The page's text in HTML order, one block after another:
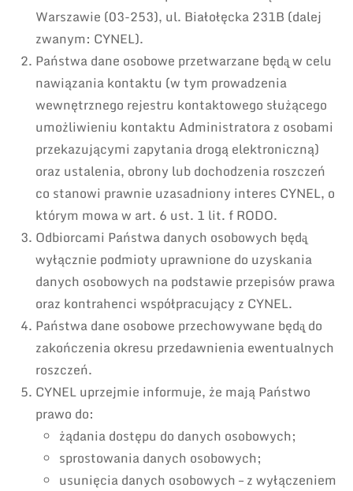
Warszawie (03-253), ul. Białołęcka 231B (dalej
zwanym: CYNEL).
Państwa dane osobowe przetwarzane będą̨ w celu
nawiązania kontaktu (w tym prowadzenia
wewnętrznego rejestru kontaktowego służącego
umożliwieniu kontaktu Administratora z osobami
przekazującymi zapytania drogą elektroniczną)
oraz ustalenia, obrony lub dochodzenia roszczeń
co stanowi prawnie uzasadniony interes CYNEL, o
którym mowa w art. 6 ust. 1 lit. f RODO.
Odbiorcami Państwa danych osobowych będą̨
wyłącznie podmioty uprawnione do uzyskania
danych osobowych na podstawie przepisów prawa
oraz kontrahenci współpracujący z CYNEL.
Państwa dane osobowe przechowywane będą̨ do
zakończenia okresu przedawnienia ewentualnych
roszczeń.
CYNEL uprzejmie informuje, że mają Państwo
prawo do:
żądania dostępu do danych osobowych;
sprostowania danych osobowych;
usunięcia danych osobowych – z wyłączeniem